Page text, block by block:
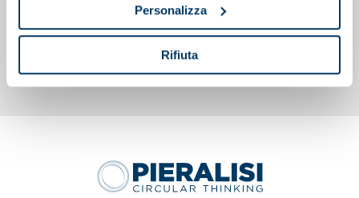
Personalizza
Rifiuta
Polipreparatore